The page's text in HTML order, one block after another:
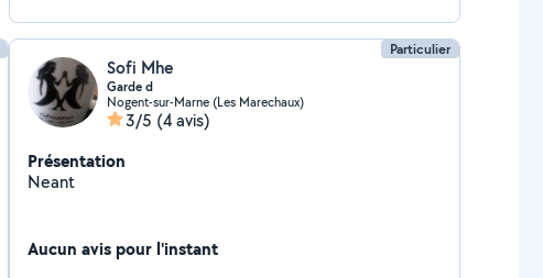
Particulier
Sofi Mhe
Garde d
Nogent-sur-Marne (Les Marechaux)
3/5 (4 avis)
Présentation
Neant
Aucun avis pour l'instant